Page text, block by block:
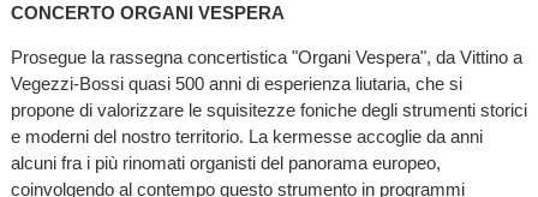
CONCERTO ORGANI VESPERA
Prosegue la rassegna concertistica "Organi Vespera", da Vittino a
Vegezzi-Bossi quasi 500 anni di esperienza liutaria, che si
propone di valorizzare le squisitezze foniche degli strumenti storici
e moderni del nostro territorio. La kermesse accoglie da anni
alcuni fra i più rinomati organisti del panorama europeo,
coinvolgendo al contempo questo strumento in programmi